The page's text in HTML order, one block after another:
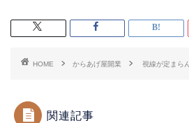
HOME からあげ屋開業 視線が定まらん
関連記事